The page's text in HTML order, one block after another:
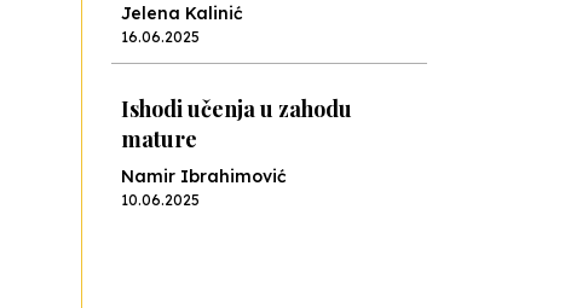
Jelena Kalinić
16.06.2025
Ishodi učenja u zahodu
mature
Namir Ibrahimović
10.06.2025